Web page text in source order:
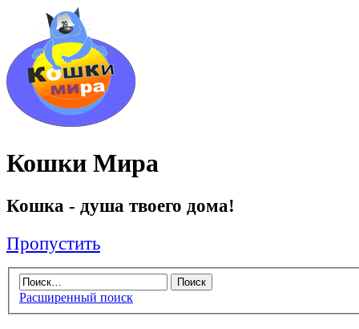
Кошки Мира
Кошка - душа твоего дома!
Пропустить
Расширенный поиск